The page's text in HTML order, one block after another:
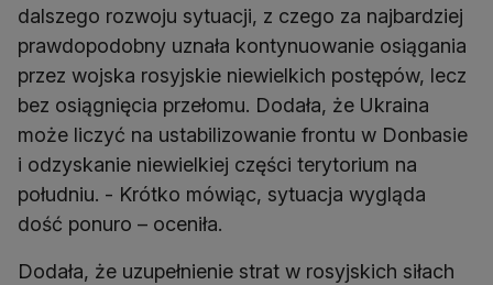
dalszego rozwoju sytuacji, z czego za najbardziej
prawdopodobny uznała kontynuowanie osiągania
przez wojska rosyjskie niewielkich postępów, lecz
bez osiągnięcia przełomu. Dodała, że Ukraina
może liczyć na ustabilizowanie frontu w Donbasie
i odzyskanie niewielkiej części terytorium na
południu. - Krótko mówiąc, sytuacja wygląda
dość ponuro – oceniła.
Dodała, że uzupełnienie strat w rosyjskich siłach